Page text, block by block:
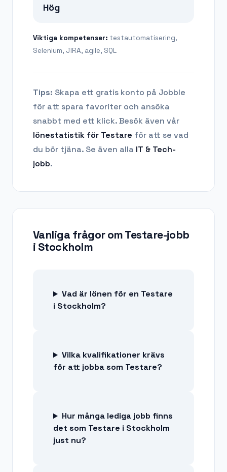
Hög
Viktiga kompetenser: testautomatisering,
Selenium, JIRA, agile, SQL
Tips: Skapa ett gratis konto på Jobble
för att spara favoriter och ansöka
snabbt med ett klick. Besök även vår
lönestatistik för Testare för att se vad
du bör tjäna. Se även alla IT & Tech-
jobb.
Vanliga frågor omTestare-jobb
i Stockholm
Vad är lönen för en Testare
i Stockholm?
Vilka kvalifikationer krävs
för att jobba som Testare?
Hur många lediga jobb finns
det som Testare i Stockholm
just nu?